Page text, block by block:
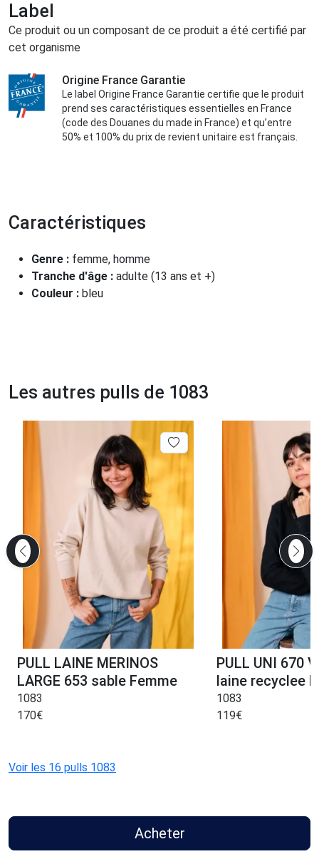
Label
Ce produit ou un composant de ce produit a été certifié par
cet organisme
Origine France Garantie
Le label Origine France Garantie certifie que le produit
prend ses caractéristiques essentielles en France
(code des Douanes du made in France) et qu’entre
50% et 100% du prix de revient unitaire est français.
Caractéristiques
Genre : femme, homme
Tranche d'âge : adulte (13 ans et +)
Couleur : bleu
Les autres pulls de 1083
PULL LAINE MERINOS
LARGE 653 sable Femme
1083
170€
PULL UNI 670
laine recyclee
1083
119€
Voir les 16 pulls 1083
Acheter